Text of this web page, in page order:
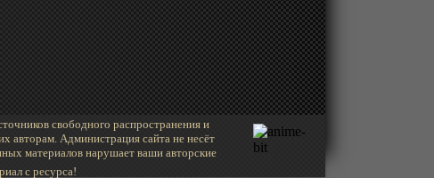
свободного распространения и
авторам. Администрация сайта не несёт
материалов нарушает ваши авторские
с ресурса!